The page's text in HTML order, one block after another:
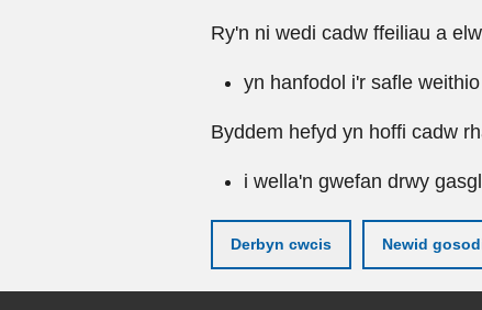
Ry'n ni wedi cadw ffeiliau a
yn hanfodol i'r safle weithio
Byddem hefyd yn hoffi cadw
i wella'n gwefan drwy
Derbyn cwcis Newid